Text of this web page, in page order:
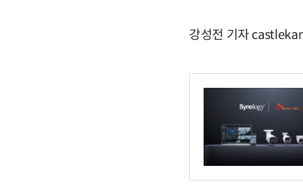
강성전 기자